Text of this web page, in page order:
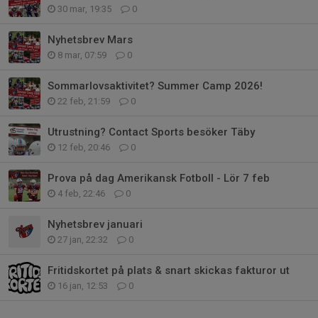
30 mar, 19:35 0
Nyhetsbrev Mars
8 mar, 07:59 0
Sommarlovsaktivitet? Summer Camp 2026!
22 feb, 21:59 0
Utrustning? Contact Sports besöker Täby
12 feb, 20:46 0
Prova på dag Amerikansk Fotboll - Lör 7 feb
4 feb, 22:46 0
Nyhetsbrev januari
27 jan, 22:32 0
Fritidskortet på plats & snart skickas fakturor ut
16 jan, 12:53 0